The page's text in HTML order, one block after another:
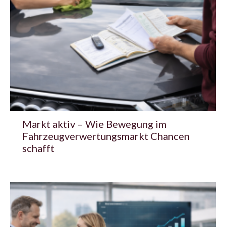
Markt aktiv – Wie Bewegung im
Fahrzeugverwertungsmarkt Chancen
schafft